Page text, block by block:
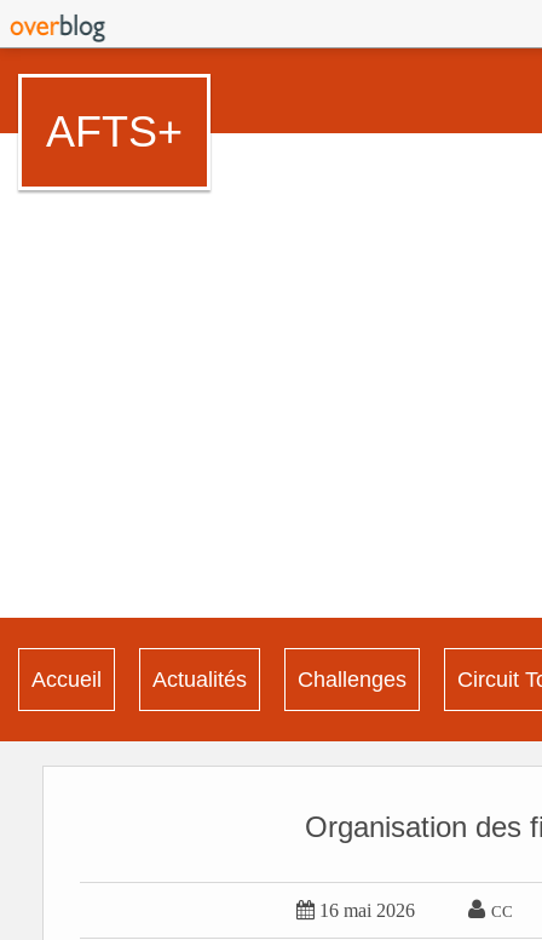
AFTS+
Accueil Actualités Challenges Circuit
Organisation des
 16 mai 2026  CC